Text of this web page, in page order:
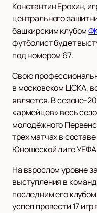
Константин Ерохин,
центрального
башкирским клубом
футболист будет
под номером 67.
Свою
в московском ЦСКА,
является. В сезоне-
«армейцев» весь
молодёжного
трех матчах в
Юношеской лиге
На взрослом уровне
выступления в
последним его
успел провести 17